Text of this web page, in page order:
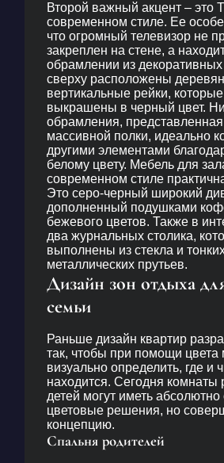
Второй важный акцент – это
современном стиле. Ее
что огромный телевизор не
закреплен на стене, а
обрамлении из декоративных
сверху расположены
вертикальные рейки,
выкрашены в черный цвет.
обрамления,
массивной полки, идеально
другими элементами
белому цвету. Мебель для
современном стиле
Это серо-черный широкий
дополненный подушками
бежевого цветов. Также в
два журнальных столика,
выполнены из стекла и
металлических прутьев.
Дизайн зон отдыха
семьи
Раньше дизайн квартир
так, чтобы при помощи
визуально определить, где и
находится. Сегодня комнаты
детей могут иметь
цветовые решения, но
концепцию.
Спальня родителей